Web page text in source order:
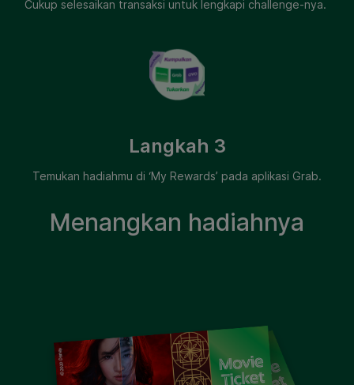
Cukup selesaikan transaksi untuk lengkapi challenge-nya.
Langkah 3
Temukan hadiahmu di ‘My Rewards’ pada aplikasi Grab.
Menangkan hadiahnya